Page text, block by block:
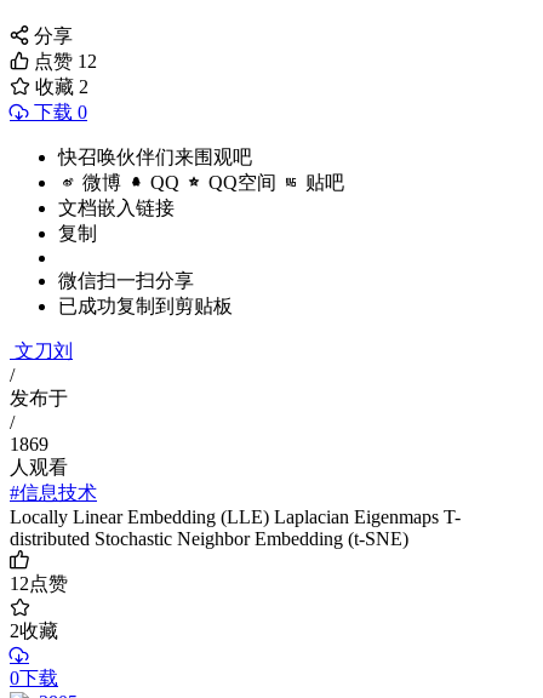
分享
点赞 12
收藏 2
下载 0
快召唤伙伴们来围观吧
微博 QQ QQ空间 贴吧
文档嵌入链接
复制
微信扫一扫分享
已成功复制到剪贴板
文刀刘
/
发布于
/
1869
人观看
#信息技术
Locally Linear Embedding (LLE) Laplacian Eigenmaps T-
distributed Stochastic Neighbor Embedding (t-SNE)
12点赞
2收藏
0下载